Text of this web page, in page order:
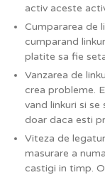
activ aceste
Cumpararea de
cumparand
platite sa fie
Vanzarea de
crea probleme.
vand linkuri si
doar daca esti
Viteza de
masurare a
castigi in timp.